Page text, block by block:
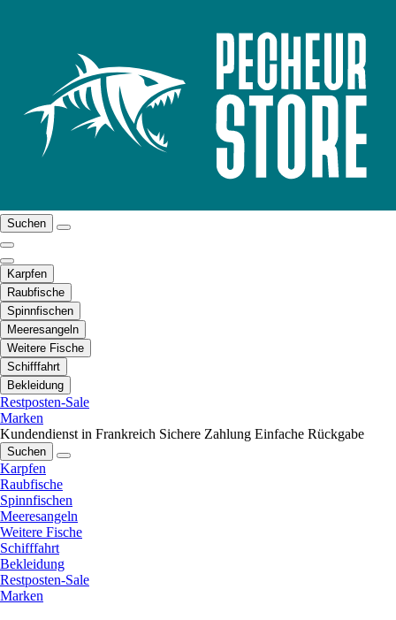
Suchen
Karpfen
Raubfische
Spinnfischen
Meeresangeln
Weitere Fische
Schifffahrt
Bekleidung
Restposten-Sale
Marken
Kundendienst in Frankreich Sichere Zahlung Einfache Rückgabe
Suchen
Karpfen
Raubfische
Spinnfischen
Meeresangeln
Weitere Fische
Schifffahrt
Bekleidung
Restposten-Sale
Marken